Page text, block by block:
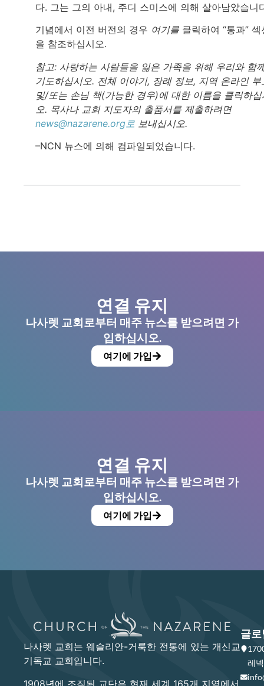
다. 그는 그의 아내, 주디 스미스에 의해 살아남았습니
기념에서 이전 버전의 경우 여기를 클릭하여 “통과” 섹
을 참조하십시오.
참고: 사랑하는 사람들을 잃은 가족을 위해 우리와 함
기도하십시오. 전체 이야기, 장례 정보, 지역 온라인 부
및/또는 손님 책(가능한 경우)에 대한 이름을 클릭하십
오. 목사나 교회 지도자의 출품서를 제출하려면
news@nazarene.org로 보내십시오.
–NCN 뉴스에 의해 컴파일되었습니다.
연결 유지
나사렛 교회로부터 매주 뉴스를 받으려면 가
입하십시오.
여기에 가입
연결 유지
나사렛 교회로부터 매주 뉴스를 받으려면 가
입하십시오.
여기에 가입
나사렛 교회는 웨슬리안-거룩한 전통에 있는 개신교
기독교 교회입니다.
1908년에 조직된 교단은 현재 세계 165개 지역에서
글로
레